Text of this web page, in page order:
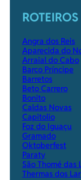
Angra dos Reis
Aparecida do
Arraial do Cabo
Barco Príncipe
Barretos
Beto Carrero
Bonito
Caldas Novas
Capitolio
Foz do Iguaçu
Gramado
Oktoberfest
Paraty
São Thomé das
Thermas dos